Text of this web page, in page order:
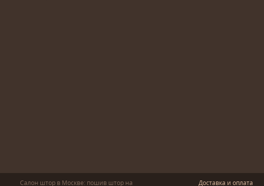
Салон штор в Москве: пошив штор на Доставка и оплата